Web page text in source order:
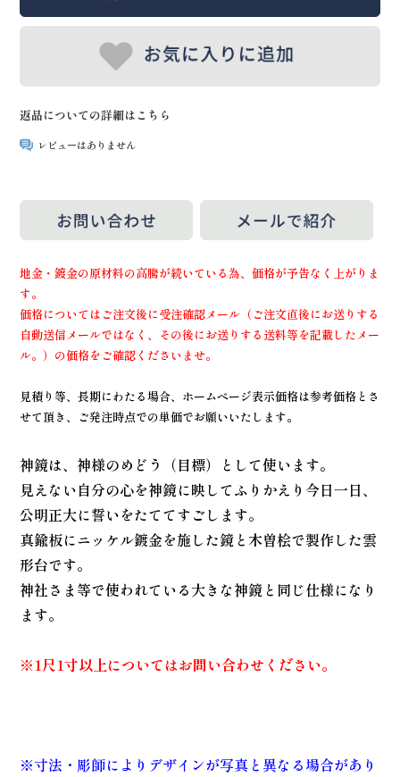
返品についての詳細はこちら
レビューはありません
地金・鍍金の原材料の高騰が続いている為、価格が予告なく上がりま
す。
価格についてはご注文後に受注確認メール（ご注文直後にお送りする
自動送信メールではなく、その後にお送りする送料等を記載したメー
ル。）の価格をご確認くださいませ。
見積り等、長期にわたる場合、ホームページ表示価格は参考価格とさ
せて頂き、ご発注時点での単価でお願いいたします。
神鏡は、神様のめどう（目標）として使います。
見えない自分の心を神鏡に映してふりかえり今日一日、
公明正大に誓いをたててすごします。
真鍮板にニッケル鍍金を施した鏡と木曽桧で製作した雲
形台です。
神社さま等で使われている大きな神鏡と同じ仕様になり
ます。
※1尺1寸以上についてはお問い合わせください。
※寸法・彫師によりデザインが写真と異なる場合があり